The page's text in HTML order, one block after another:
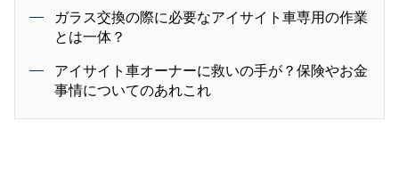
ガラス交換の際に必要なアイサイト車専用の作業
とは一体？
アイサイト車オーナーに救いの手が？保険やお金
事情についてのあれこれ